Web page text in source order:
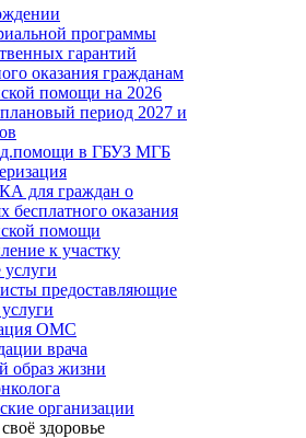
программы
гарантий
оказания гражданам
помощи на 2026
период 2027 и
в ГБУЗ МГБ
для граждан о
бесплатного оказания
помощи
к участку
предоставляющие
ОМС
врача
образ жизни
организации
здоровье